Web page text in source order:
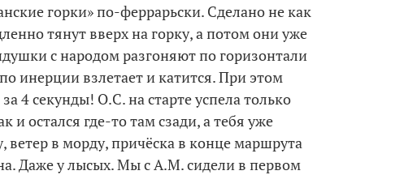
горки» по-феррарьски. Сделано не как
тянут вверх на горку, а потом они уже
с народом разгоняют по горизонтали
инерции взлетает и катится. При этом
4 секунды! О.С. на старте успела только
и остался где-то там сзади, а тебя уже
ветер в морду, причёска в конце маршрута
Даже у лысых. Мы с А.М. сидели в первом